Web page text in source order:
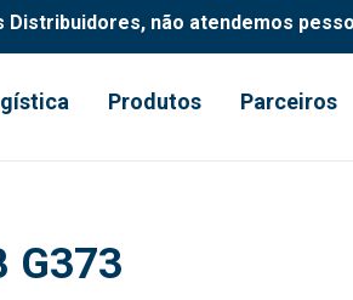
Distribuidores, não atendemos
Produtos Parceiros
G373